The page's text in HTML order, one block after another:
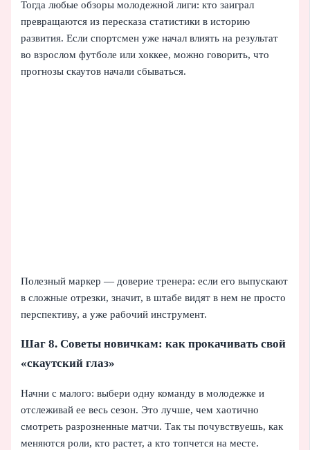
Тогда любые обзоры молодежной лиги: кто заиграл
превращаются из пересказа статистики в историю
развития. Если спортсмен уже начал влиять на результат
во взрослом футболе или хоккее, можно говорить, что
прогнозы скаутов начали сбываться.
Полезный маркер — доверие тренера: если его выпускают
в сложные отрезки, значит, в штабе видят в нем не просто
перспективу, а уже рабочий инструмент.
Шаг 8. Советы новичкам: как прокачивать свой
«скаутский глаз»
Начни с малого: выбери одну команду в молодежке и
отслеживай ее весь сезон. Это лучше, чем хаотично
смотреть разрозненные матчи. Так ты почувствуешь, как
меняются роли, кто растет, а кто топчется на месте.